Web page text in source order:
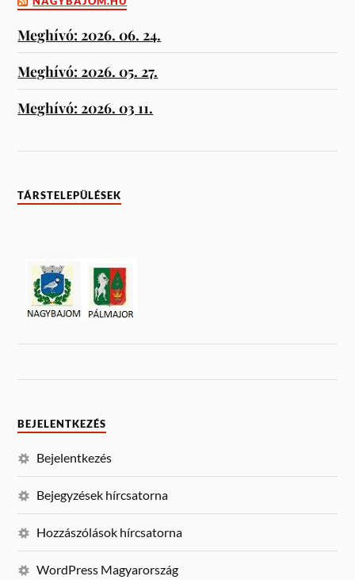
Meghívó: 2026. 06. 24.
Meghívó: 2026. 05. 27.
Meghívó: 2026. 03 11.
TÁRSTELEPÜLÉSEK
BEJELENTKEZÉS
Bejelentkezés
Bejegyzések hírcsatorna
Hozzászólások hírcsatorna
WordPress Magyarország